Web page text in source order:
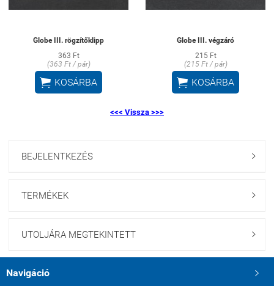
Globe III. rögzítőklipp
363 Ft
(363 Ft / pár)
 KOSÁRBA
Globe III. végzáró
215 Ft
(215 Ft / pár)
 KOSÁRBA
<<< Vissza >>>
BEJELENTKEZÉS 
TERMÉKEK 
UTOLJÁRA MEGTEKINTETT 
Navigáció 